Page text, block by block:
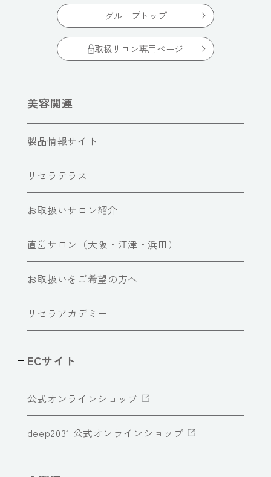
グループトップ
取扱サロン専用ページ
美容関連
製品情報サイト
リセラテラス
お取扱いサロン紹介
直営サロン（大阪・江津・浜田）
お取扱いをご希望の方へ
リセラアカデミー
ECサイト
公式オンラインショップ
deep2031 公式オンラインショップ